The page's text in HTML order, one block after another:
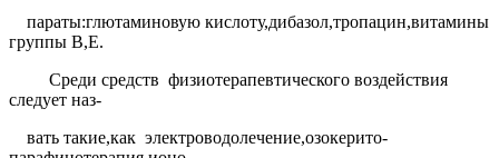
параты:глютаминовую кислоту,дибазол,тропацин,витамины
группы В,Е.
Среди средств физиотерапевтического воздействия
следует наз-
вать такие,как электроводолечение,озокерито-